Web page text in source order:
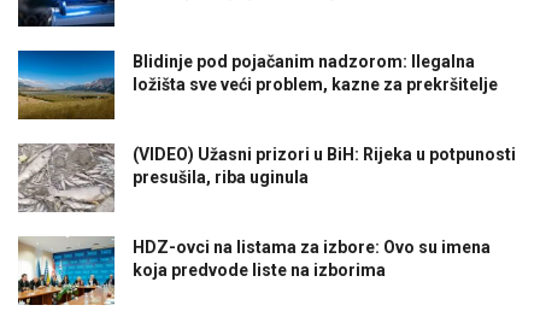
Blidinje pod pojačanim nadzorom: Ilegalna
ložišta sve veći problem, kazne za prekršitelje
(VIDEO) Užasni prizori u BiH: Rijeka u potpunosti
presušila, riba uginula
HDZ-ovci na listama za izbore: Ovo su imena
koja predvode liste na izborima